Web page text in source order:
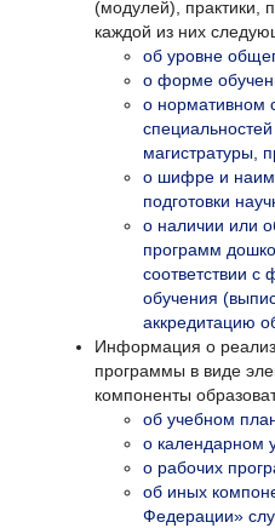
(модулей), практики,
каждой из них
об уровне
о форме
о нормативном
магистратуры,
о шифре и
подготовки
о наличии или
программ
соответствии
обучения
аккредитацию
Информация о
программы в виде
компоненты
об учебном
о календарном
о рабочих
об иных
Федерации»